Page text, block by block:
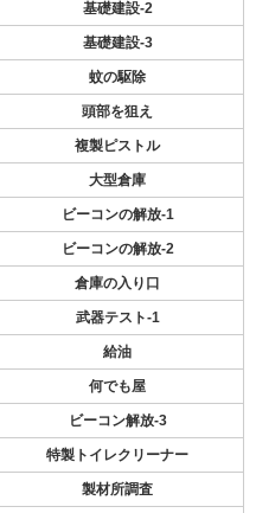
基礎建設-2
基礎建設-3
蚊の駆除
頭部を狙え
複製ピストル
大型倉庫
ビーコンの解放-1
ビーコンの解放-2
倉庫の入り口
武器テスト-1
給油
何でも屋
ビーコン解放-3
特製トイレクリーナー
製材所調査